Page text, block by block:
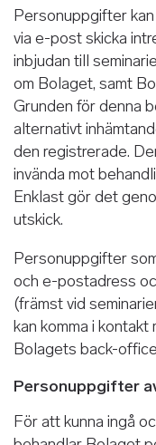
Personuppgifter
via e-post skicka
inbjudan till
om Bolaget, samt
Grunden för denna
alternativt
den registrerade.
invända mot
Enklast gör det
utskick.
Personuppgifter
och e-postadress
(främst vid
kan komma i
Bolagets back-
Personuppgifter
För att kunna ingå